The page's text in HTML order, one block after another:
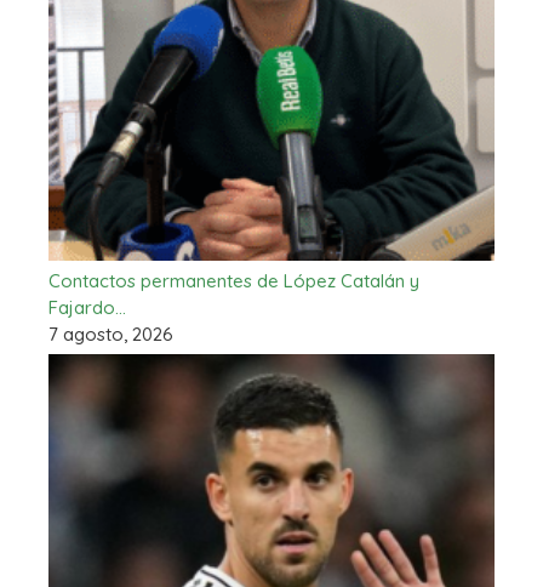
Contactos permanentes de López Catalán y
Fajardo…
7 agosto, 2026